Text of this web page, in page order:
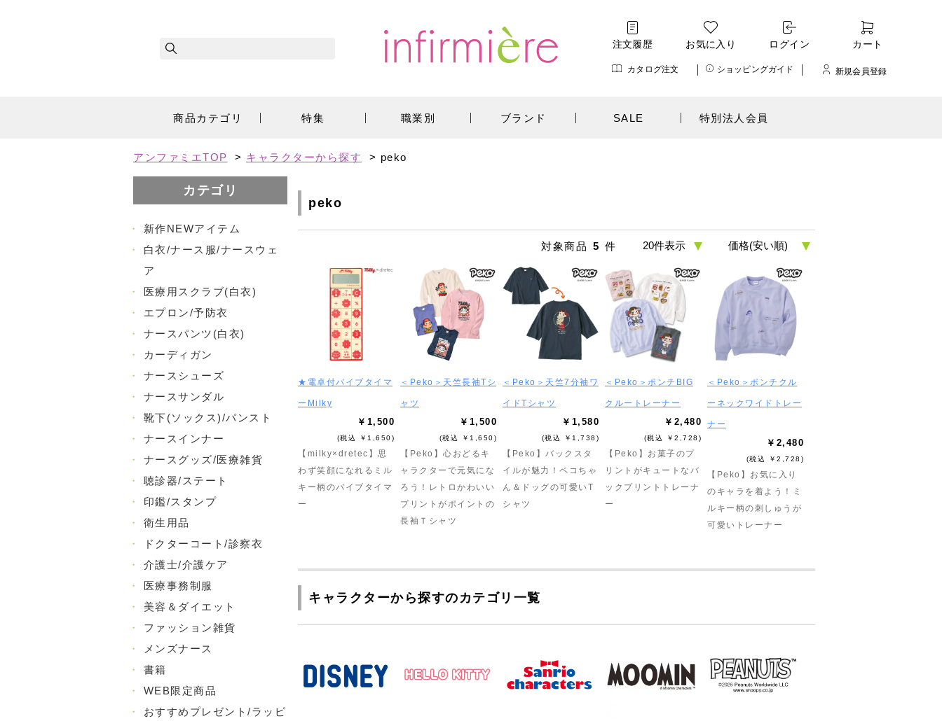
注文履歴 お気に入り ログイン カート
カタログ注文 ショッピングガイド 新規会員登録
商品カテゴリ 特集 職業別 ブランド SALE 特別法人会員
アンファミエTOP > キャラクターから探す > peko
カテゴリ
・
新作NEWアイテム
・
白衣/ナース服/ナースウェ
ア
・
医療用スクラブ(白衣)
・
エプロン/予防衣
・
ナースパンツ(白衣)
・
カーディガン
・
ナースシューズ
・
ナースサンダル
・
靴下(ソックス)/パンスト
・
ナースインナー
・
ナースグッズ/医療雑貨
・
聴診器/ステート
・
印鑑/スタンプ
・
衛生用品
・
ドクターコート/診察衣
・
介護士/介護ケア
・
医療事務制服
・
美容＆ダイエット
・
ファッション雑貨
・
メンズナース
・
書籍
・
WEB限定商品
・
おすすめプレゼント/ラッピ
peko
対象商品 5 件
★電卓付バイブタイマ
ーMilky
￥1,500
(税込 ￥1,650)
【milky×dretec】思
わず笑顔になれるミル
キー柄のバイブタイマ
ー
＜Peko＞天竺長袖Tシ
ャツ
￥1,500
(税込 ￥1,650)
【Peko】心おどるキ
ャラクターで元気にな
ろう！レトロかわいい
プリントがポイントの
長袖Ｔシャツ
＜Peko＞天竺7分袖ワ
イドTシャツ
￥1,580
(税込 ￥1,738)
【Peko】バックスタ
イルが魅力！ペコちゃ
ん＆ドッグの可愛いT
シャツ
＜Peko＞ポンチBIG
クルートレーナー
￥2,480
(税込 ￥2,728)
【Peko】お菓子のプ
リントがキュートなバ
ックプリントトレーナ
ー
＜Peko＞ポンチクル
ーネックワイドトレー
ナー
￥2,480
(税込 ￥2,728)
【Peko】お気に入り
のキャラを着よう！ミ
ルキー柄の刺しゅうが
可愛いトレーナー
キャラクターから探すのカテゴリ一覧